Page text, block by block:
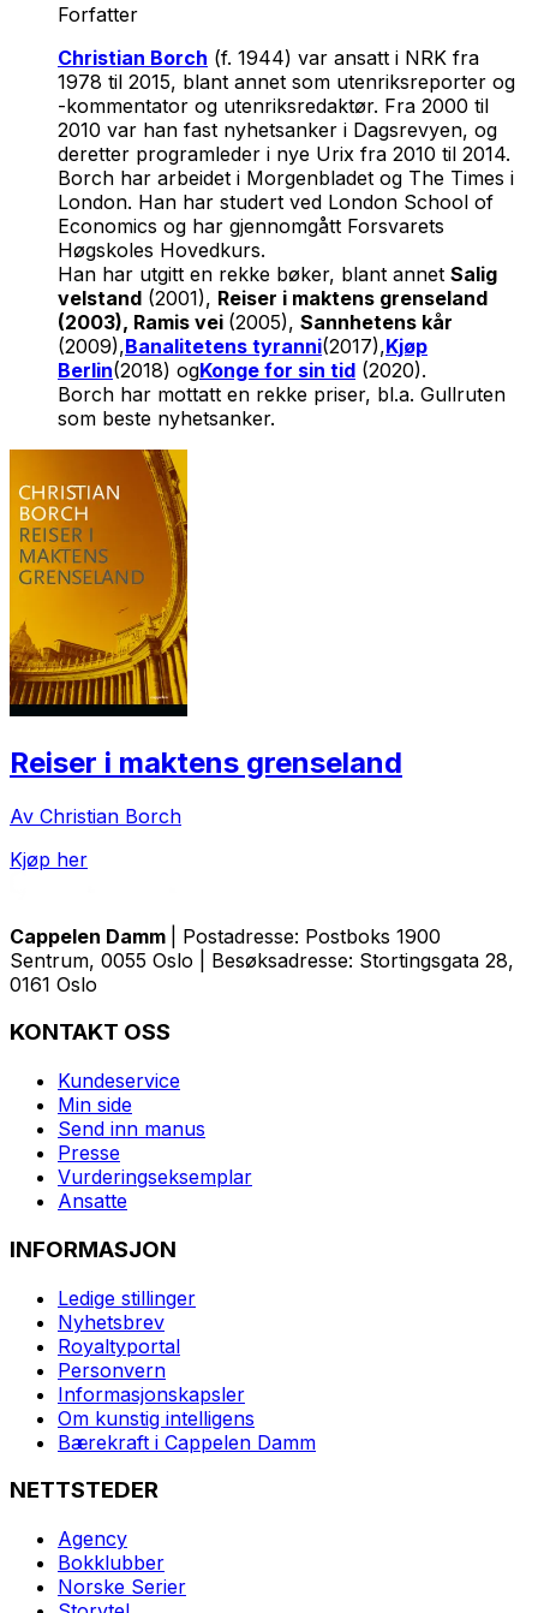
Forfatter
Christian Borch (f. 1944) var ansatt i NRK fra
1978 til 2015, blant annet som utenriksreporter og
-kommentator og utenriksredaktør. Fra 2000 til
2010 var han fast nyhetsanker i Dagsrevyen, og
deretter programleder i nye Urix fra 2010 til 2014.
Borch har arbeidet i Morgenbladet og The Times i
London. Han har studert ved London School of
Economics og har gjennomgått Forsvarets
Høgskoles Hovedkurs.
Han har utgitt en rekke bøker, blant annet Salig
velstand (2001), Reiser i maktens grenseland
(2003), Ramis vei (2005), Sannhetens kår
(2009),Banalitetens tyranni(2017),Kjøp
Berlin(2018) ogKonge for sin tid (2020).
Borch har mottatt en rekke priser, bl.a. Gullruten
som beste nyhetsanker.
Reiser i maktens grenseland
Av Christian Borch
Kjøp her
Cappelen Damm
| Postadresse: Postboks 1900
Sentrum, 0055 Oslo | Besøksadresse: Stortingsgata 28,
0161 Oslo
KONTAKT OSS
Kundeservice
Min side
Send inn manus
Presse
Vurderingseksemplar
Ansatte
INFORMASJON
Ledige stillinger
Nyhetsbrev
Royaltyportal
Personvern
Informasjonskapsler
Om kunstig intelligens
Bærekraft i Cappelen Damm
NETTSTEDER
Agency
Bokklubber
Norske Serier